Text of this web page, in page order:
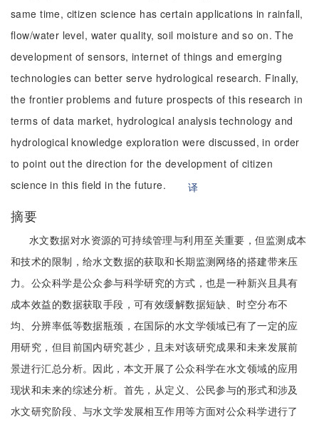
same time, citizen science has certain applications in rainfall,
flow/water level, water quality, soil moisture and so on. The
development of sensors, internet of things and emerging
technologies can better serve hydrological research. Finally,
the frontier problems and future prospects of this research in
terms of data market, hydrological analysis technology and
hydrological knowledge exploration were discussed, in order
to point out the direction for the development of citizen
science in this field in the future.
译
摘要
水文数据对水资源的可持续管理与利用至关重要，但监测成本
和技术的限制，给水文数据的获取和长期监测网络的搭建带来压
力。公众科学是公众参与科学研究的方式，也是一种新兴且具有
成本效益的数据获取手段，可有效缓解数据短缺、时空分布不
均、分辨率低等数据瓶颈，在国际的水文学领域已有了一定的应
用研究，但目前国内研究甚少，且未对该研究成果和未来发展前
景进行汇总分析。因此，本文开展了公众科学在水文领域的应用
现状和未来的综述分析。首先，从定义、公民参与的形式和涉及
水文研究阶段、与水文学发展相互作用等方面对公众科学进行了